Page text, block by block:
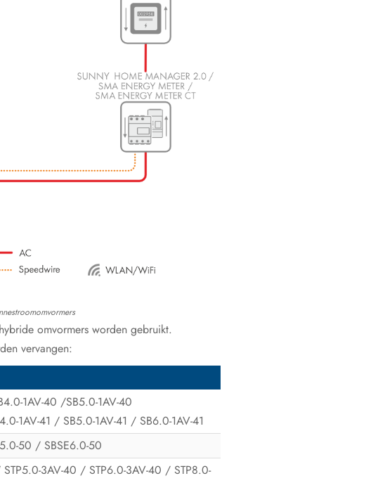
omvormers worden gebruikt.
vervangen:
1AV-40 /SB5.0-1AV-40
1AV-41 / SB5.0-1AV-41 / SB6.0-1AV-41
50 / SBSE6.0-50
3AV-40 / STP6.0-3AV-40 / STP8.0-